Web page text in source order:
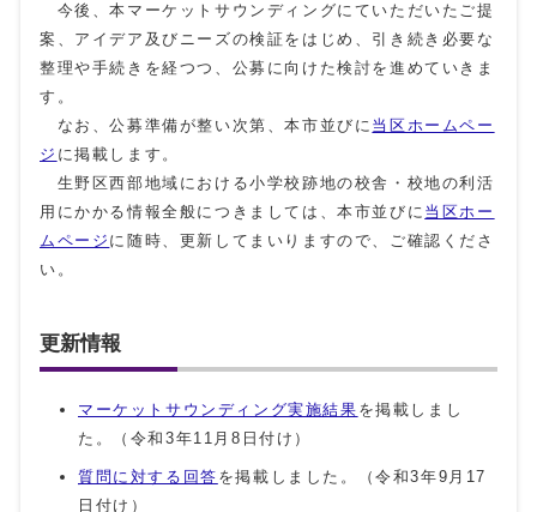
今後、本マーケットサウンディングにていただいたご提
案、アイデア及びニーズの検証をはじめ、引き続き必要な
整理や手続きを経つつ、公募に向けた検討を進めていきま
す。
なお、公募準備が整い次第、本市並びに 当区ホームペー
ジ に掲載します。
生野区西部地域における小学校跡地の校舎・校地の利活
用にかかる情報全般につきましては、本市並びに 当区ホー
ムページ に随時、更新してまいりますので、ご確認くださ
い。
更新情報
マーケットサウンディング実施結果 を掲載しまし
た。（令和3年11月8日付け）
質問に対する回答 を掲載しました。（令和3年9月17
日付け）